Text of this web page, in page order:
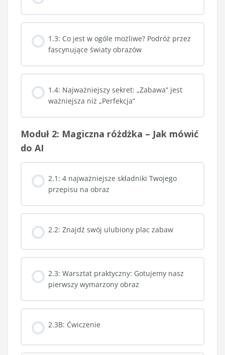
1.3: Co jest w ogóle możliwe? Podróż przez
fascynujące światy obrazów
1.4: Najważniejszy sekret: „Zabawa” jest
ważniejsza niż „Perfekcja”
Moduł 2: Magiczna różdżka – Jak mówić
do AI
2.1: 4 najważniejsze składniki Twojego
przepisu na obraz
2.2: Znajdź swój ulubiony plac zabaw
2.3: Warsztat praktyczny: Gotujemy nasz
pierwszy wymarzony obraz
2.3B: Ćwiczenie